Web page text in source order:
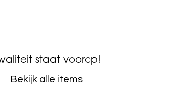
staat voorop!
Bekijk alle items